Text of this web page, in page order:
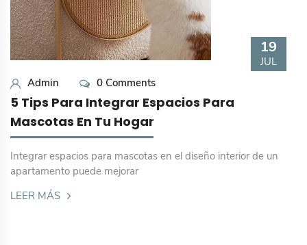
19
JUL
Admin
0 Comments
5 Tips Para Integrar Espacios Para
Mascotas En Tu Hogar
Integrar espacios para mascotas en el diseño interior de un
apartamento puede mejorar
LEER MÁS